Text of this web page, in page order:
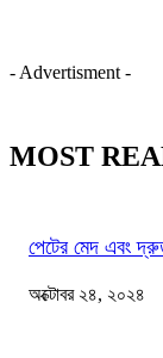
- Advertisment -
MOST
পেটের মেদ এবং
অক্টোবর ২৪, ২০২৪